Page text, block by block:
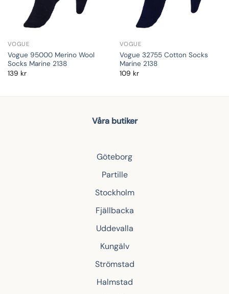
VOGUE
Vogue 95000 Merino Wool
Socks Marine 2138
139 kr
VOGUE
Vogue 32755 Cotton Socks
Marine 2138
109 kr
Våra butiker
Göteborg
Partille
Stockholm
Fjällbacka
Uddevalla
Kungälv
Strömstad
Halmstad